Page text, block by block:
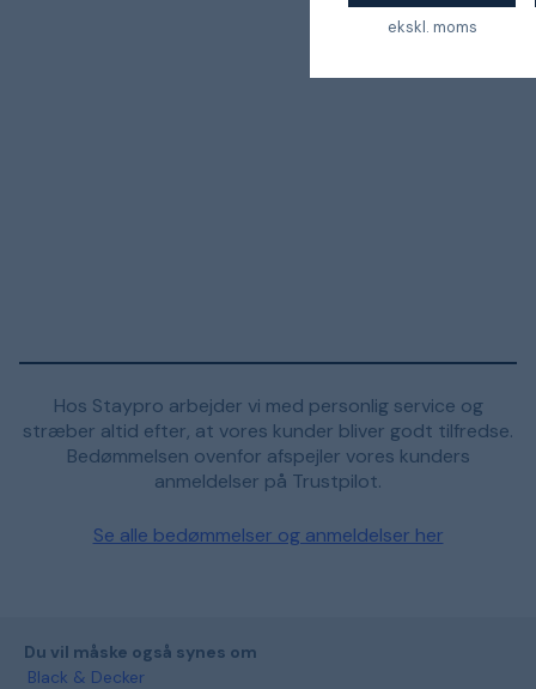
ekskl. moms
Hos Staypro arbejder vi med personlig service og
stræber altid efter, at vores kunder bliver godt tilfredse.
Bedømmelsen ovenfor afspejler vores kunders
anmeldelser på Trustpilot.
Se alle bedømmelser og anmeldelser her
Du vil måske også synes om
Black & Decker